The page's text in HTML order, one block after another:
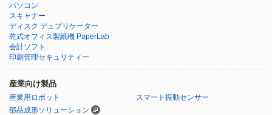
パソコン
スキャナー
ディスク デュプリケーター
乾式オフィス製紙機 PaperLab
会計ソフト
印刷管理セキュリティー
産業向け製品
産業用ロボット
スマート振動センサー
部品成形ソリューション